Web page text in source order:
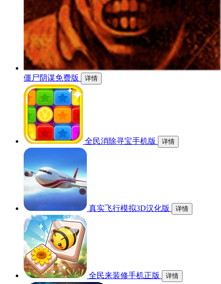
僵尸阴谋免费版 详情
全民消除寻宝手机版 详情
真实飞行模拟3D汉化版 详情
全民来装修手机正版 详情